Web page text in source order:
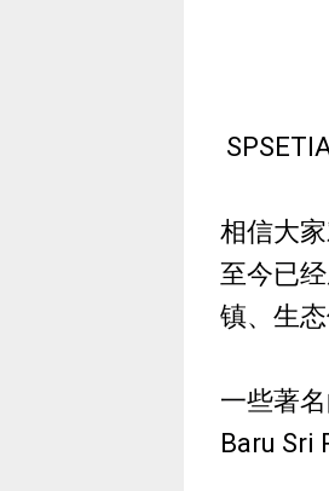
相信大
至今已
镇、生
一些著
Baru Sri